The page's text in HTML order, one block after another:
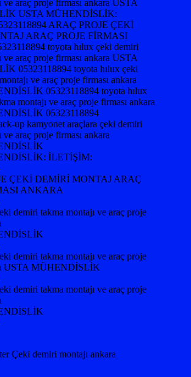
up kamyonet araçlara çeki demiri
ve araç proje firması ankara
İLETİŞİM:
ÇEKİ DEMİRİ MONTAJ ARAÇ
ANKARA
demiri takma montajı ve araç proje
demiri takma montajı ve araç proje
USTA MÜHENDİSLİK
demiri takma montajı ve araç proje
Çeki demiri montajı ankara